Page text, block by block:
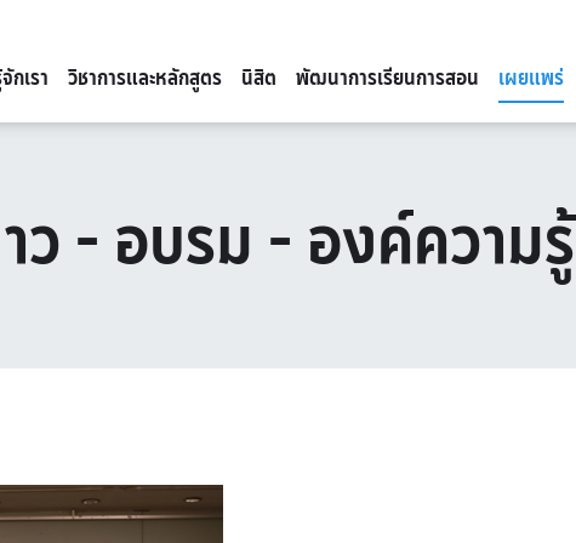
กเรา วิชาการและหลักสูตร นิสิต พัฒนาการเรียนการสอน เผยแพร่
ว - อบรม - องค์ความรู้